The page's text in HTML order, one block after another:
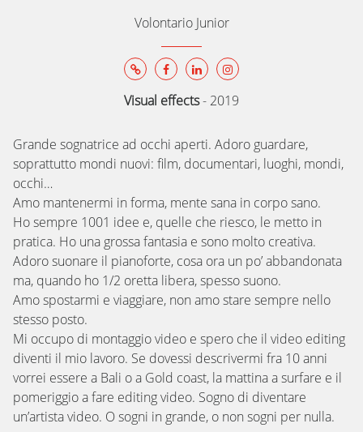
Volontario Junior
Visual effects- 2019
Grande sognatrice ad occhi aperti. Adoro guardare,
soprattutto mondi nuovi: film, documentari, luoghi, mondi,
occhi…
Amo mantenermi in forma, mente sana in corpo sano.
Ho sempre 1001 idee e, quelle che riesco, le metto in
pratica. Ho una grossa fantasia e sono molto creativa.
Adoro suonare il pianoforte, cosa ora un po’ abbandonata
ma, quando ho 1/2 oretta libera, spesso suono.
Amo spostarmi e viaggiare, non amo stare sempre nello
stesso posto.
Mi occupo di montaggio video e spero che il video editing
diventi il mio lavoro. Se dovessi descrivermi fra 10 anni
vorrei essere a Bali o a Gold coast, la mattina a surfare e il
pomeriggio a fare editing video. Sogno di diventare
un’artista video. O sogni in grande, o non sogni per nulla.